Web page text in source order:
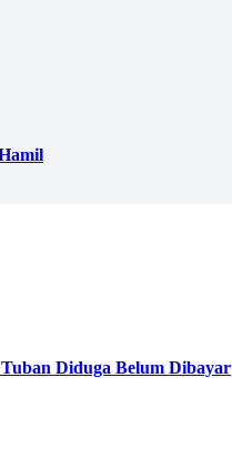
Diduga Belum Dibayar